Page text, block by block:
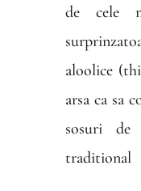
de cele
aloolice
arsa ca sa
sosuri de
traditional